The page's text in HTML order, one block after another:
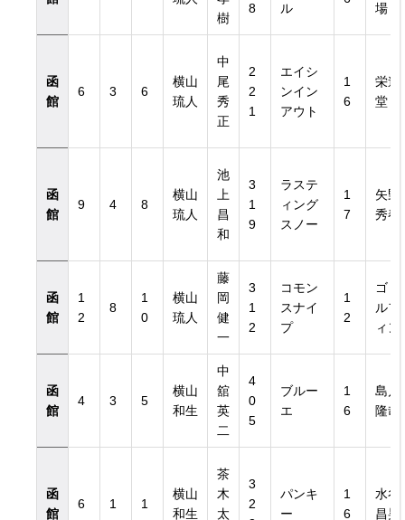
樹
8
ル
場
函
館
6 3 6
横山
琉人
中
尾
秀
正
2
2
1
エイシ
ンイン
アウト
1
6
栄進
堂
函
館
9 4 8
横山
琉人
池
上
昌
和
3
1
9
ラステ
ィング
スノー
1
7
矢野
秀春
函
館
1
2
8
1
0
横山
琉人
藤
岡
健
一
3
1
2
コモン
スナイ
プ
1
2
ゴド
ルフ
ィン
函
館
4 3 5
横山
和生
中
舘
英
二
4
0
5
ブルー
エ
1
6
島川
隆哉
函
館
6 1 1
横山
和生
茶
木
太
3
2
パンキ
ー
1
6
水谷
昌晃